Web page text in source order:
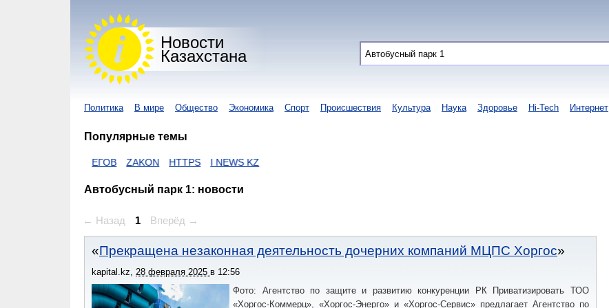
Новости
Казахстана
Политика В мире Общество Экономика Спорт Происшествия Культура Наука Здоровье Hi-Tech Интернет
Популярные темы
ЕГОВ ZAKON HTTPS I NEWS KZ
Автобусный парк 1: новости
← Назад 1 Вперёд →
Прекращена незаконная деятельность дочерних компаний МЦПС Хоргос
kapital.kz, 28 февраля 2025 в 12:56
Фото: Агентство по защите и развитию конкуренции РК Приватизировать ТОО
«Хоргос-Коммерц», «Хоргос-Энерго» и «Хоргос-Сервис» предлагает Агентство по